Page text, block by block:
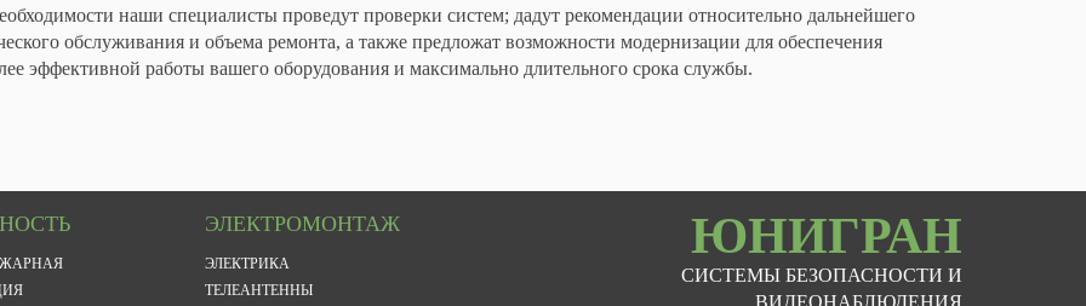
наши специалисты проведут проверки систем; дадут рекомендации относительно дальнейшего
обслуживания и объема ремонта, а также предложат возможности модернизации для обеспечения
эффективной работы вашего оборудования и максимально длительного срока службы.
ЭЛЕКТРОМОНТАЖ
ЭЛЕКТРИКА
ТЕЛЕАНТЕННЫ
ЮНИГРАН
СИСТЕМЫ БЕЗОПАСНОСТИ И
ВИДЕОНАБЛЮДЕНИЯ